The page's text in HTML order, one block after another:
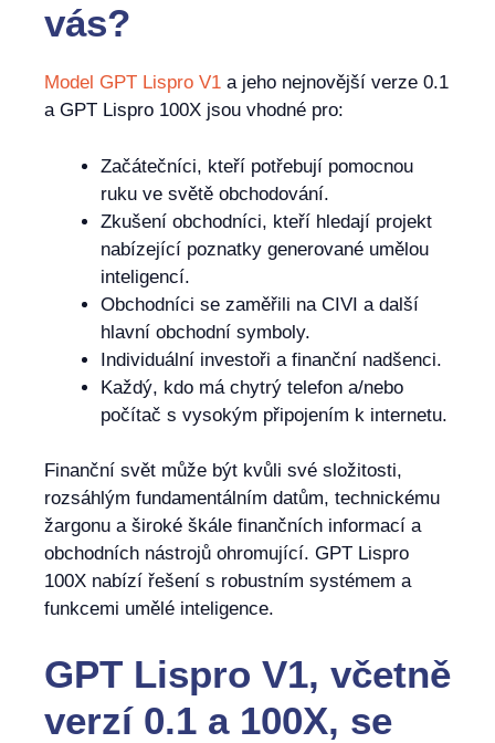
vás?
Model GPT Lispro V1 a jeho nejnovější verze 0.1
a GPT Lispro 100X jsou vhodné pro:
Začátečníci, kteří potřebují pomocnou
ruku ve světě obchodování.
Zkušení obchodníci, kteří hledají projekt
nabízející poznatky generované umělou
inteligencí.
Obchodníci se zaměřili na CIVI a další
hlavní obchodní symboly.
Individuální investoři a finanční nadšenci.
Každý, kdo má chytrý telefon a/nebo
počítač s vysokým připojením k internetu.
Finanční svět může být kvůli své složitosti,
rozsáhlým fundamentálním datům, technickému
žargonu a široké škále finančních informací a
obchodních nástrojů ohromující. GPT Lispro
100X nabízí řešení s robustním systémem a
funkcemi umělé inteligence.
GPT Lispro V1, včetně
verzí 0.1 a 100X, se